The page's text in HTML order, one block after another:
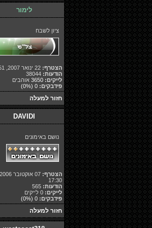
לימור
ציון לשבח
הצטרף:
הודעות:
לייקים: 3650 אוהבים
פידבקים: 0
(0%)
חזור למעלה
DAVIDI
נושם באימונים
הצטרף:
17:30
הודעות:
לייקים:
פידבקים: 0
(0%)
חזור למעלה